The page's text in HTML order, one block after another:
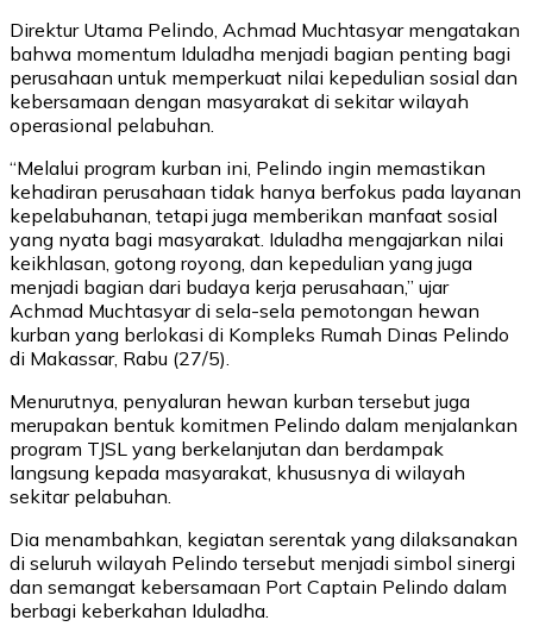
Direktur Utama Pelindo, Achmad Muchtasyar mengatakan
bahwa momentum Iduladha menjadi bagian penting bagi
perusahaan untuk memperkuat nilai kepedulian sosial dan
kebersamaan dengan masyarakat di sekitar wilayah
operasional pelabuhan.
“Melalui program kurban ini, Pelindo ingin memastikan
kehadiran perusahaan tidak hanya berfokus pada layanan
kepelabuhanan, tetapi juga memberikan manfaat sosial
yang nyata bagi masyarakat. Iduladha mengajarkan nilai
keikhlasan, gotong royong, dan kepedulian yang juga
menjadi bagian dari budaya kerja perusahaan,” ujar
Achmad Muchtasyar di sela-sela pemotongan hewan
kurban yang berlokasi di Kompleks Rumah Dinas Pelindo
di Makassar, Rabu (27/5).
Menurutnya, penyaluran hewan kurban tersebut juga
merupakan bentuk komitmen Pelindo dalam menjalankan
program TJSL yang berkelanjutan dan berdampak
langsung kepada masyarakat, khususnya di wilayah
sekitar pelabuhan.
Dia menambahkan, kegiatan serentak yang dilaksanakan
di seluruh wilayah Pelindo tersebut menjadi simbol sinergi
dan semangat kebersamaan Port Captain Pelindo dalam
berbagi keberkahan Iduladha.